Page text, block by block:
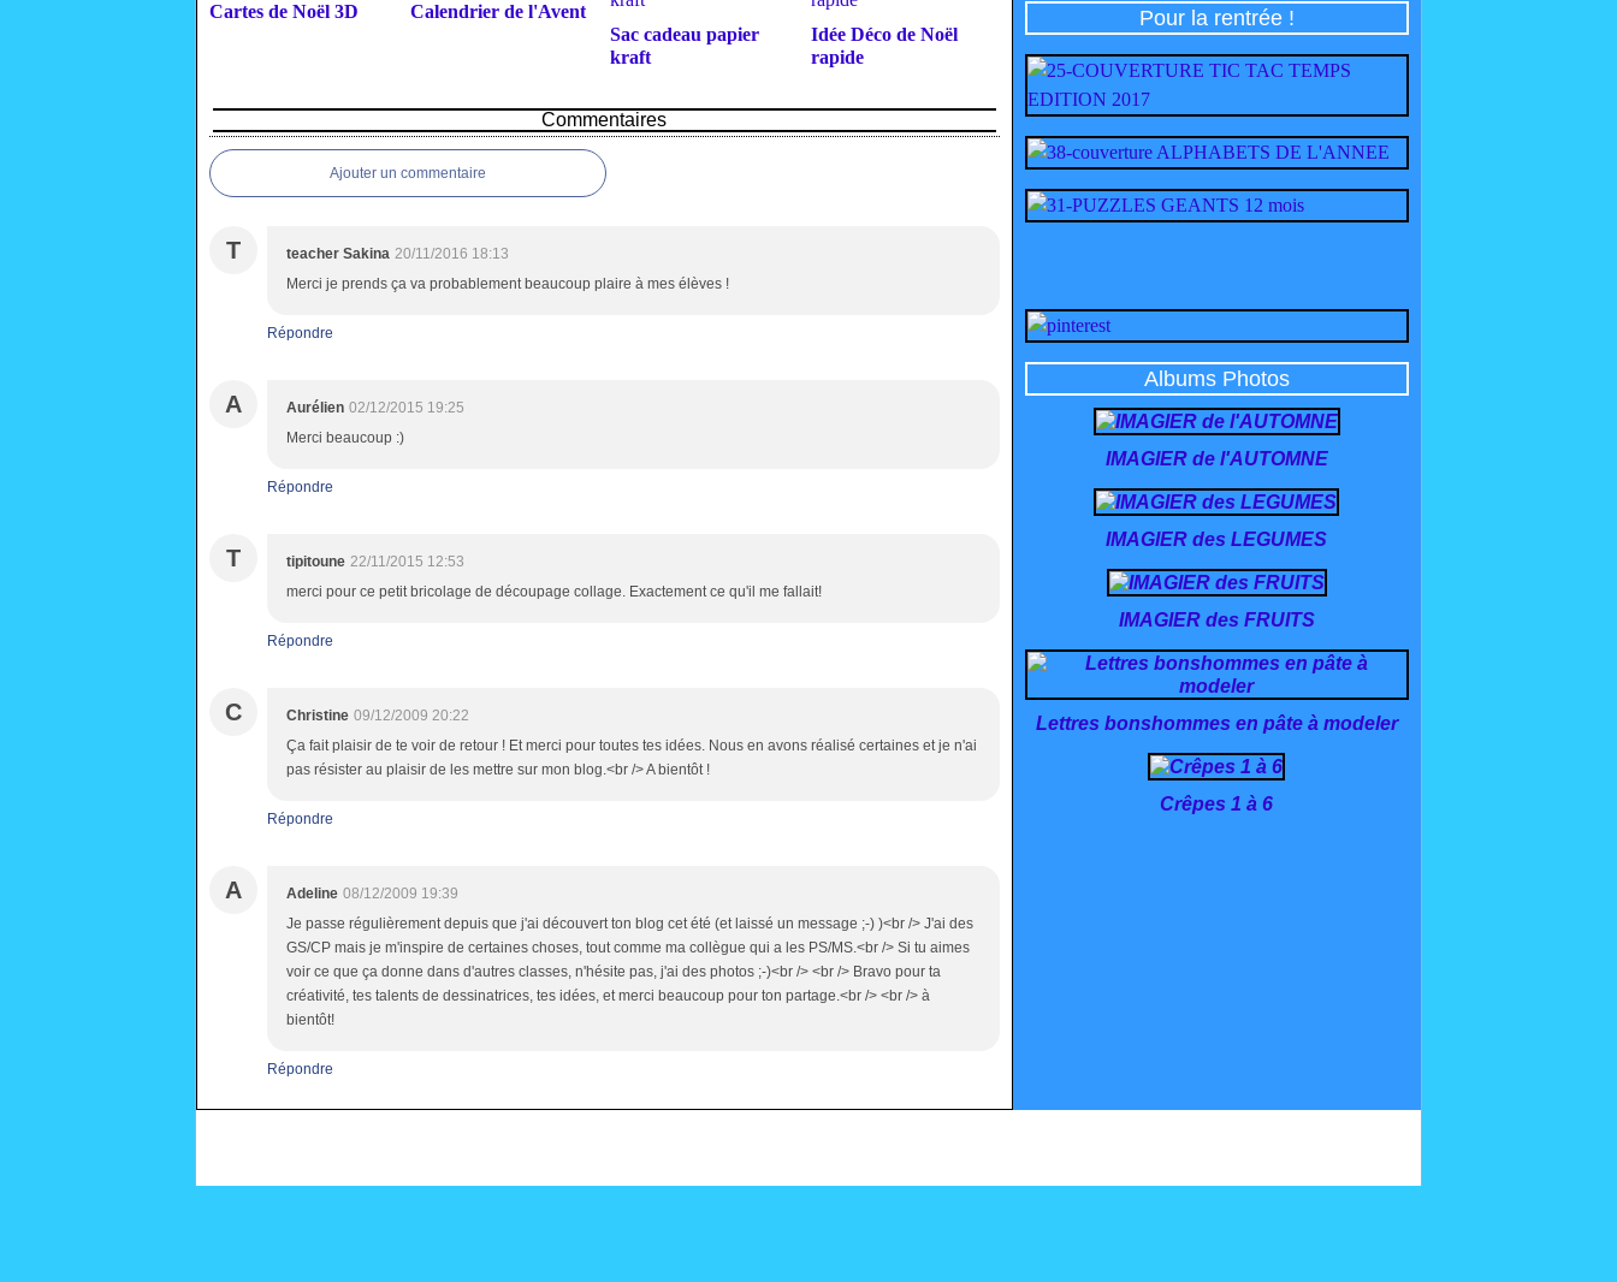
Cartes de Noël 3D
Calendrier de l'Avent
Sac cadeau papier
kraft
Idée Déco de Noël
rapide
Commentaires
Ajouter un commentaire
T teacher Sakina 20/11/2016 18:13
Merci je prends ça va probablement beaucoup plaire à mes élèves !
Répondre
A Aurélien 02/12/2015 19:25
Merci beaucoup :)
Répondre
T tipitoune 22/11/2015 12:53
merci pour ce petit bricolage de découpage collage. Exactement ce qu'il me fallait!
Répondre
C Christine 09/12/2009 20:22
Ça fait plaisir de te voir de retour ! Et merci pour toutes tes idées. Nous en avons réalisé certaines et je n'ai
pas résister au plaisir de les mettre sur mon blog.<br /> A bientôt !
Répondre
A Adeline 08/12/2009 19:39
Je passe régulièrement depuis que j'ai découvert ton blog cet été (et laissé un message ;-) )<br /> J'ai des
GS/CP mais je m'inspire de certaines choses, tout comme ma collègue qui a les PS/MS.<br /> Si tu aimes
voir ce que ça donne dans d'autres classes, n'hésite pas, j'ai des photos ;-)<br /> <br /> Bravo pour ta
créativité, tes talents de dessinatrices, tes idées, et merci beaucoup pour ton partage.<br /> <br /> à
bientôt!
Répondre
Pour la rentrée !
Albums Photos
IMAGIER de l'AUTOMNE
IMAGIER des LEGUMES
IMAGIER des FRUITS
Lettres bonshommes en pâte à modeler
Crêpes 1 à 6